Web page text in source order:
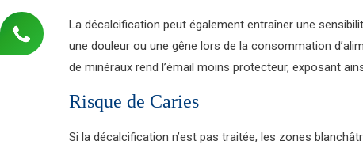
La décalcification peut également entraîner une
une douleur ou une gêne lors de la consommation
de minéraux rend l’émail moins protecteur, exposant
Risque de Caries
Si la décalcification n’est pas traitée, les zones